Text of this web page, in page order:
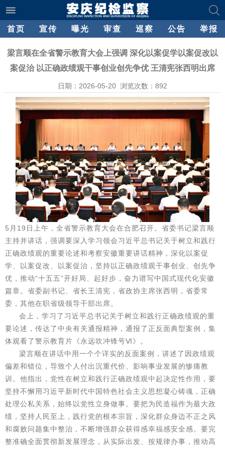
首页 宣传 曝光 审查 巡察 公告 举报
梁言顺在全省警示教育大会上强调 深化以案促学以案促改以
案促治 以正确政绩观干事创业创先争优 王清宪张西明出席
日期：2026-05-20 浏览次数： 892
5月19日上午，全省警示教育大会在合肥召开。省委书记梁言顺
主持并讲话，强调要深入学习领会习近平总书记关于树立和践行
正确政绩观的重要论述和考察安徽重要讲话精神，深化以案促
学、以案促改、以案促治，坚持以正确政绩观干事创业、创先争
优，推动“十五五”开好局、起好步，奋力谱写中国式现代化安徽
篇章。省委副书记、省长王清宪，省政协主席张西明，省委常
委，其他在职省级领导干部出席。
会上，学习了习近平总书记关于树立和践行正确政绩观的重
要论述，传达了中央有关通报精神，通报了正反面典型案例，集
体观看了警示教育片《永远吹冲锋号Ⅵ》。
梁言顺在讲话中用一个个详实的反面案例，讲述了因政绩观
偏差和错位，导致个人付出沉重代价、影响事业发展的惨痛教
训。他指出，党性在树立和践行正确政绩观中起决定性作用，要
坚持不懈用习近平新时代中国特色社会主义思想凝心铸魂，正确
处理公私关系，始终以党性立身做事。要把为民造福作为最大政
绩，坚持人民至上，践行党的根本宗旨，深化群众身边不正之风
和腐败问题集中整治，不断增强群众获得感幸福感安全感。要完
整准确全面贯彻新发展理念，从实际出发、按规律办事，推动高